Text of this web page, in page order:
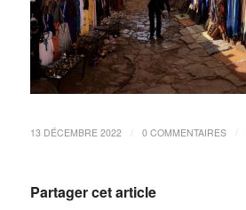
13 DÉCEMBRE 2022 0 COMMENTAIRES
Partager cet article